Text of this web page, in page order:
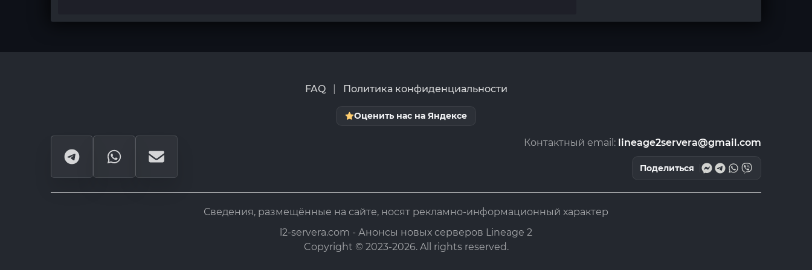
FAQ Политика конфиденциальности
Оценить нас на Яндексе
Контактный email: lineage2servera@gmail.com
Поделиться
Сведения, размещённые на сайте, носят рекламно-информационный характер
l2-servera.com - Анонсы новых серверов Lineage 2
Copyright © 2023-2026. All rights reserved.